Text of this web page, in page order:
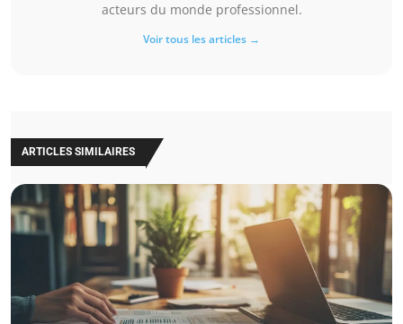
acteurs du monde professionnel.
Voir tous les articles →
ARTICLES SIMILAIRES